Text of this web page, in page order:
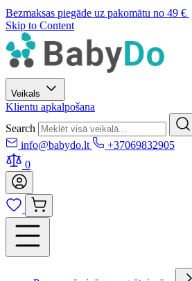
Bezmaksas piegāde uz pakomātu no 49 €
Skip to Content
Veikals
Klientu apkalpošana
Search
info@babydo.lt
+37069832905
0